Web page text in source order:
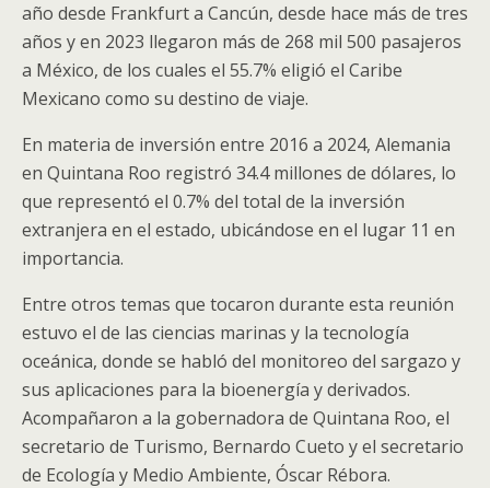
año desde Frankfurt a Cancún, desde hace más de tres
años y en 2023 llegaron más de 268 mil 500 pasajeros
a México, de los cuales el 55.7% eligió el Caribe
Mexicano como su destino de viaje.
En materia de inversión entre 2016 a 2024, Alemania
en Quintana Roo registró 34.4 millones de dólares, lo
que representó el 0.7% del total de la inversión
extranjera en el estado, ubicándose en el lugar 11 en
importancia.
Entre otros temas que tocaron durante esta reunión
estuvo el de las ciencias marinas y la tecnología
oceánica, donde se habló del monitoreo del sargazo y
sus aplicaciones para la bioenergía y derivados.
Acompañaron a la gobernadora de Quintana Roo, el
secretario de Turismo, Bernardo Cueto y el secretario
de Ecología y Medio Ambiente, Óscar Rébora.